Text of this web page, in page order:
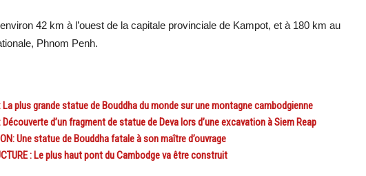
42 km à l’ouest de la capitale provinciale de Kampot, et à 180 km au
Phnom Penh.
: La plus grande statue de Bouddha du monde sur une montagne cambodgienne
Découverte d’un fragment de statue de Deva lors d’une excavation à Siem Reap
Une statue de Bouddha fatale à son maître d’ouvrage
: Le plus haut pont du Cambodge va être construit